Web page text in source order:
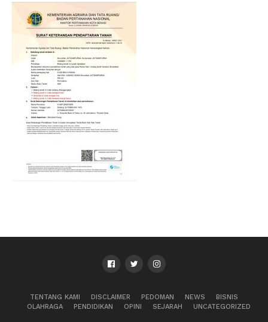
TENTANG KAMI DISCLAIMER PEDOMAN NEWS
BISNIS
OLAHRAGA
PENDIDIKAN OPINI SEJARAH UNCATEGORIZED